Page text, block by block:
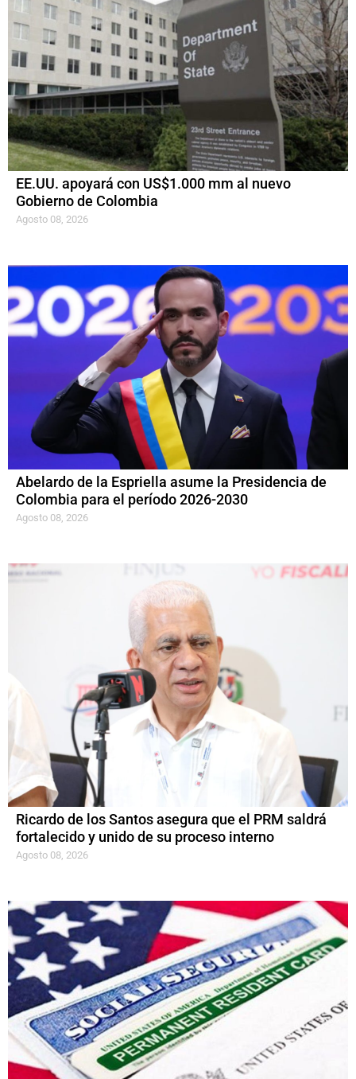
EE.UU. apoyará con US$1.000 mm al nuevo
Gobierno de Colombia
Agosto 08, 2026
Abelardo de la Espriella asume la Presidencia de
Colombia para el período 2026-2030
Agosto 08, 2026
Ricardo de los Santos asegura que el PRM saldrá
fortalecido y unido de su proceso interno
Agosto 08, 2026